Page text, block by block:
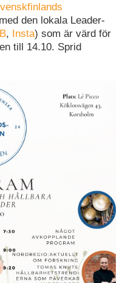
den lokala Leader-
, Insta) som är värd för
till 14.10. Sprid